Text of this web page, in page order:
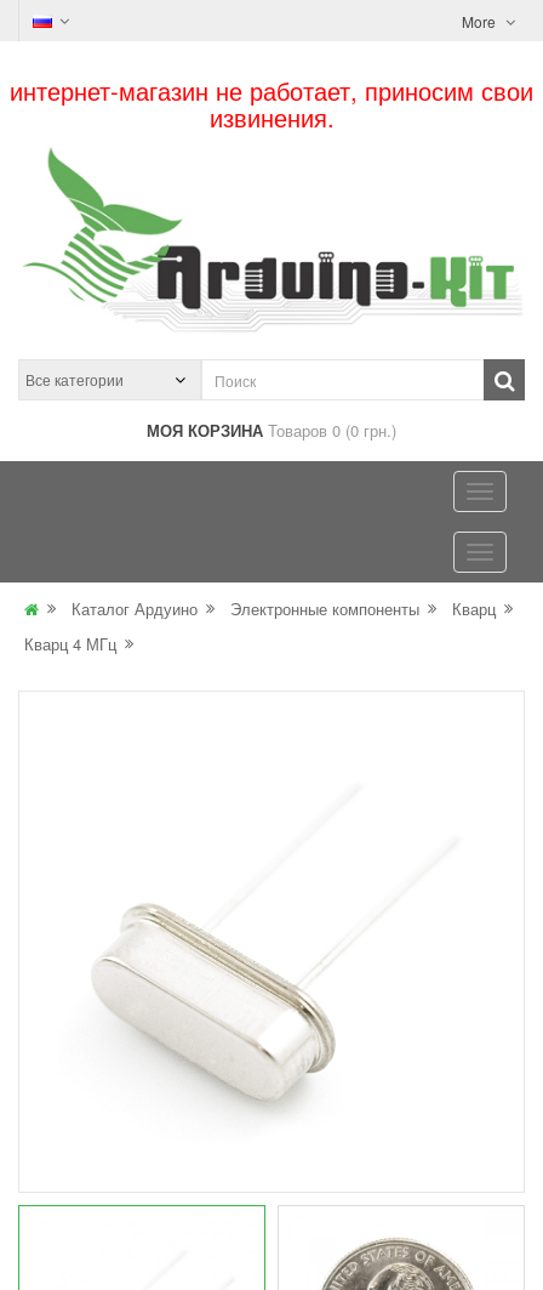
More
интернет-магазин не работает, приносим свои
извинения.
МОЯ КОРЗИНА Товаров 0 (0 грн.)
Каталог Ардуино Электронные компоненты
Кварц
Кварц 4 МГц